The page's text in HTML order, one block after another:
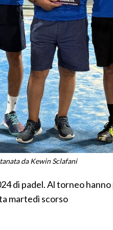
da Kewin Sclafani
di padel. Al torneo
martedì scorso